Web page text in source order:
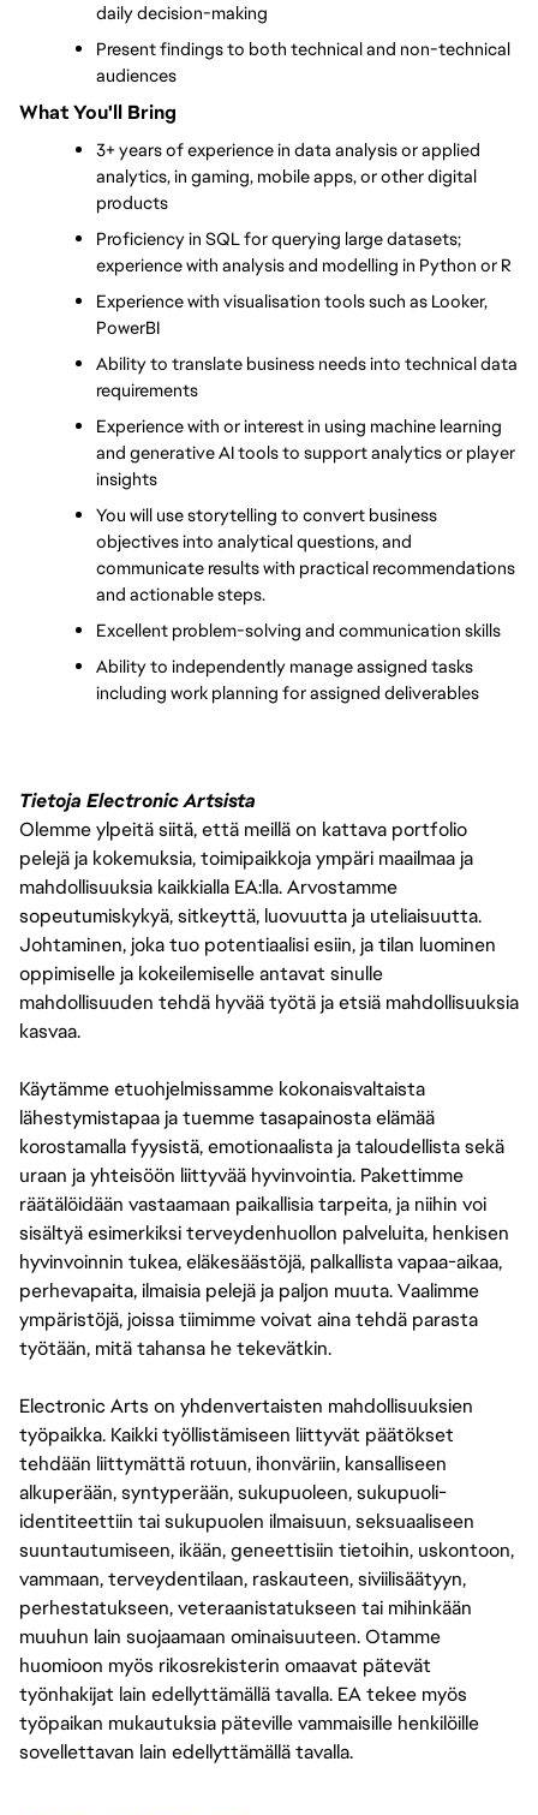
daily decision-making
Present findings to both technical and non-technical
audiences
What You'll Bring
3+ years of experience in data analysis or applied
analytics, in gaming, mobile apps, or other digital
products
Proficiency in SQL for querying large datasets;
experience with analysis and modelling in Python or R
Experience with visualisation tools such as Looker,
PowerBI
Ability to translate business needs into technical data
requirements
Experience with or interest in using machine learning
and generative AI tools to support analytics or player
insights
You will use storytelling to convert business
objectives into analytical questions, and
communicate results with practical recommendations
and actionable steps.
Excellent problem-solving and communication skills
Ability to independently manage assigned tasks
including work planning for assigned deliverables
Tietoja Electronic Artsista
Olemme ylpeitä siitä, että meillä on kattava portfolio
pelejä ja kokemuksia, toimipaikkoja ympäri maailmaa ja
mahdollisuuksia kaikkialla EA:lla. Arvostamme
sopeutumiskykyä, sitkeyttä, luovuutta ja uteliaisuutta.
Johtaminen, joka tuo potentiaalisi esiin, ja tilan luominen
oppimiselle ja kokeilemiselle antavat sinulle
mahdollisuuden tehdä hyvää työtä ja etsiä mahdollisuuksia
kasvaa.
Käytämme etuohjelmissamme kokonaisvaltaista
lähestymistapaa ja tuemme tasapainosta elämää
korostamalla fyysistä, emotionaalista ja taloudellista sekä
uraan ja yhteisöön liittyvää hyvinvointia. Pakettimme
räätälöidään vastaamaan paikallisia tarpeita, ja niihin voi
sisältyä esimerkiksi terveydenhuollon palveluita, henkisen
hyvinvoinnin tukea, eläkesäästöjä, palkallista vapaa-aikaa,
perhevapaita, ilmaisia pelejä ja paljon muuta. Vaalimme
ympäristöjä, joissa tiimimme voivat aina tehdä parasta
työtään, mitä tahansa he tekevätkin.
Electronic Arts on yhdenvertaisten mahdollisuuksien
työpaikka. Kaikki työllistämiseen liittyvät päätökset
tehdään liittymättä rotuun, ihonväriin, kansalliseen
alkuperään, syntyperään, sukupuoleen, sukupuoli-
identiteettiin tai sukupuolen ilmaisuun, seksuaaliseen
suuntautumiseen, ikään, geneettisiin tietoihin, uskontoon,
vammaan, terveydentilaan, raskauteen, siviilisäätyyn,
perhestatukseen, veteraanistatukseen tai mihinkään
muuhun lain suojaamaan ominaisuuteen. Otamme
huomioon myös rikosrekisterin omaavat pätevät
työnhakijat lain edellyttämällä tavalla. EA tekee myös
työpaikan mukautuksia päteville vammaisille henkilöille
sovellettavan lain edellyttämällä tavalla.